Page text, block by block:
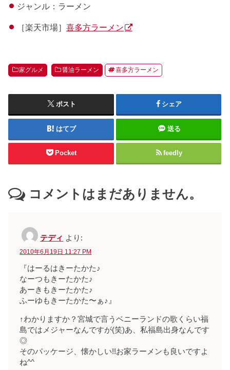
ジャンル：ラーメン
［楽天市場］ 喜多方ラーメン
家グルメ 醤油ラーメン 喜多方ラーメン
ポスト シェア
はてブ 送る
Pocket feedly
コメントはまだありません。
テディ より:
2010年6月19日 11:27 PM
『はーるはきーたかた♪
なーつもきーたかた♪
あーきもきーたかた♪
ふーゆもきーたかた〜ぁ♪』
↑わかりますか？宮城で言うベニーランドの歌くらい福
島ではメジャーなんですが(笑)あ、私福島出身なんです
◎
そのパッケージ、懐かしい!!お家ラーメンも良いですよ
ね^^